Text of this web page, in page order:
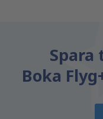
Spara
Boka